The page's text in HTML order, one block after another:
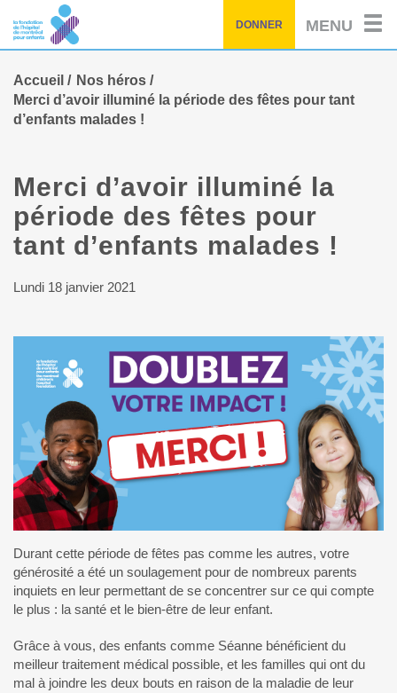
contenu
DONNER MENU
Accueil
Nos héros
Merci d’avoir illuminé la période des fêtes pour tant
d’enfants malades !
Merci d’avoir illuminé la
période des fêtes pour
tant d’enfants malades !
Lundi 18 janvier 2021
Durant cette période de fêtes pas comme les autres, votre
générosité a été un soulagement pour de nombreux parents
inquiets en leur permettant de se concentrer sur ce qui compte
le plus : la santé et le bien-être de leur enfant.
Grâce à vous, des enfants comme Séanne bénéficient du
meilleur traitement médical possible, et les familles qui ont du
mal à joindre les deux bouts en raison de la maladie de leur